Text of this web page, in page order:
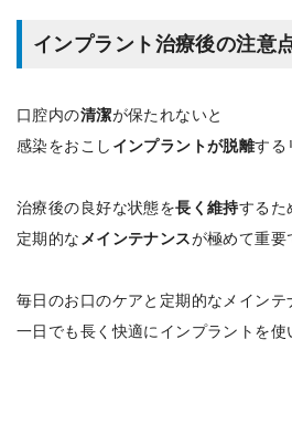
インプラント治療後の注意
口腔内の清潔が保たれないと
感染をおこし インプラントが脱離する
治療後の良好な状態を長く維持するた
定期的な メインテナンスが極めて重要
毎日のお口のケアと定期的なメインテ
一日でも長く快適にインプラントを使